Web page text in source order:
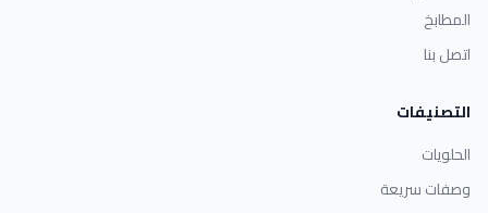
المطابخ
اتصل بنا
التصنيفات
الحلويات
وصفات سريعة